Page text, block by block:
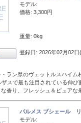
モデル:
価格: 3,300円
重量: 0kg
登録日: 2026年02月02日
ラン県のヴェットルスハイ
スで最も注目されている伸
香り、フレッシュ＆ピュア
バルメス ブシェール
モデル: